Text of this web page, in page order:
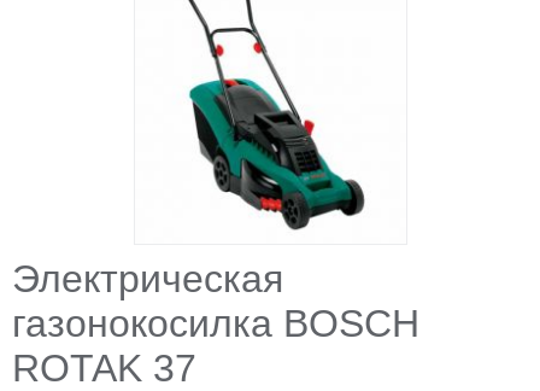
Электрическая
газонокосилка BOSCH
ROTAK 37